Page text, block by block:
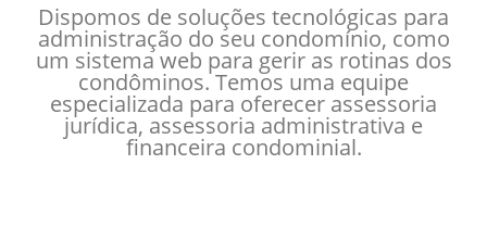
Dispomos de soluções tecnológicas para
administração do seu condomínio, como
um sistema web para gerir as rotinas dos
condôminos. Temos uma equipe
especializada para oferecer assessoria
jurídica, assessoria administrativa e
financeira condominial.